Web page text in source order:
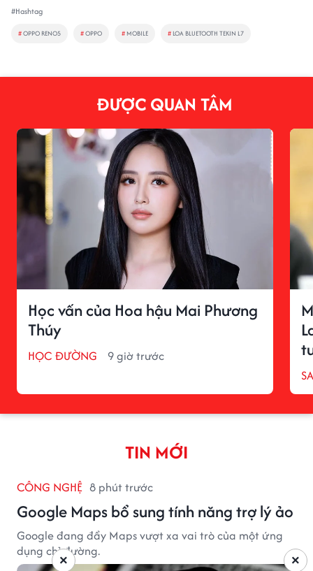
#Hashtag
#OPPO RENO5 #OPPO # MOBILE # LOA BLUETOOTH TEKIN L7
ĐƯỢC QUAN TÂM
Học vấn của Hoa hậu Mai Phương
Thúy
HỌC ĐƯỜNG 9 giờ trước
TIN MỚI
CÔNG NGHỆ 8 phút trước
Google Maps bổ sung tính năng trợ lý ảo
Google đang đẩy Maps vượt xa vai trò của một ứng
dụng chỉ đường.
×
×